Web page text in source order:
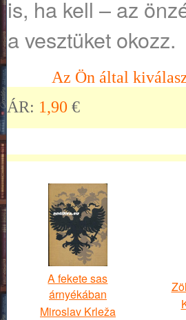
is, ha kell – az
a vesztüket okozz.
Az Ön által
ÁR: 1,90 €
A fekete sas
árnyékában
Miroslav Krleža